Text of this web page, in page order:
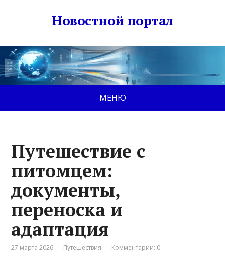
Новостной портал
МЕНЮ
Путешествие с
питомцем:
документы,
переноска и
адаптация
27 марта 2026 Путешествия Комментарии: 0